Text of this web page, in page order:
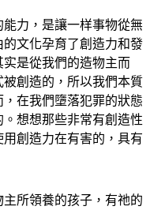
力，是讓一样事物從無
文化孕育了創造力和發
是從我們的造物主而
創造的，所以我們本質
在我們墮落犯罪的狀態
想想那些非常有創造性
創造力在有害的，具有
所領養的孩子，有祂的